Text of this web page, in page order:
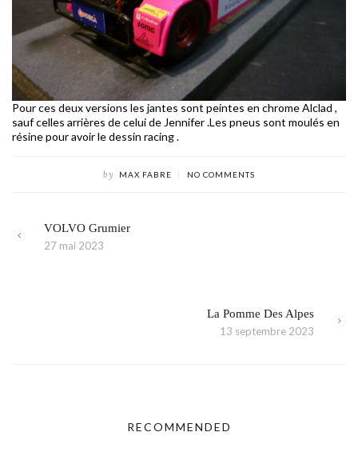
Pour ces deux versions les jantes sont peintes en chrome Alclad ,
sauf celles arrières de celui de Jennifer .Les pneus sont moulés en
résine pour avoir le dessin racing .
by MAX FABRE NO COMMENTS
VOLVO Grumier
27 mai 2023
La Pomme Des Alpes
13 septembre 2023
RECOMMENDED